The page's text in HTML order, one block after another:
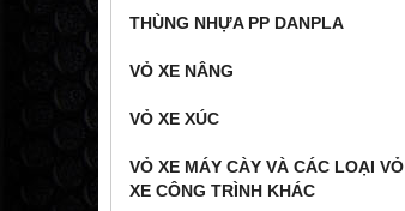
THÙNG NHỰA PP DANPLA
VỎ XE NÂNG
VỎ XE XÚC
VỎ XE MÁY CÀY VÀ CÁC LOẠI VỎ
XE CÔNG TRÌNH KHÁC